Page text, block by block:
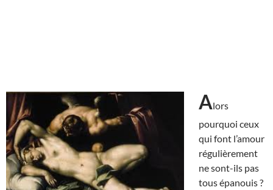
Alors
pourquoi ceux
qui font l’amour
régulièrement
ne sont-ils pas
tous épanouis ?